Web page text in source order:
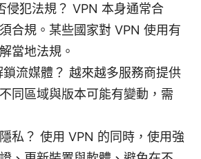
侵犯法規？ VPN 本身通常合
合規。某些國家對 VPN 使用有
當地法規。
流媒體？ 越來越多服務商提供
同區域與版本可能有變動，需
私？ 使用 VPN 的同時，使用強